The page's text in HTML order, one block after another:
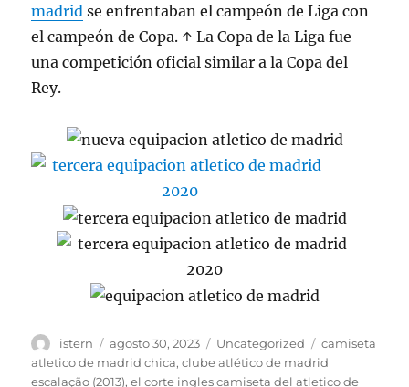
madrid se enfrentaban el campeón de Liga con
el campeón de Copa. ↑ La Copa de la Liga fue
una competición oficial similar a la Copa del
Rey.
Autor
istern
Publicado
el
agosto 30, 2023 Categorías
Uncategorized Etiquetas
camiseta
atletico de madrid chica,clube atlético de madrid
escalação (2013),el corte ingles camiseta del atletico de